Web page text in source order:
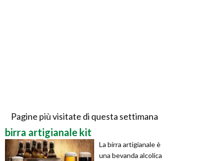
Pagine più visitate di questa settimana
birra artigianale kit
La birra artigianale è
una bevanda alcolica